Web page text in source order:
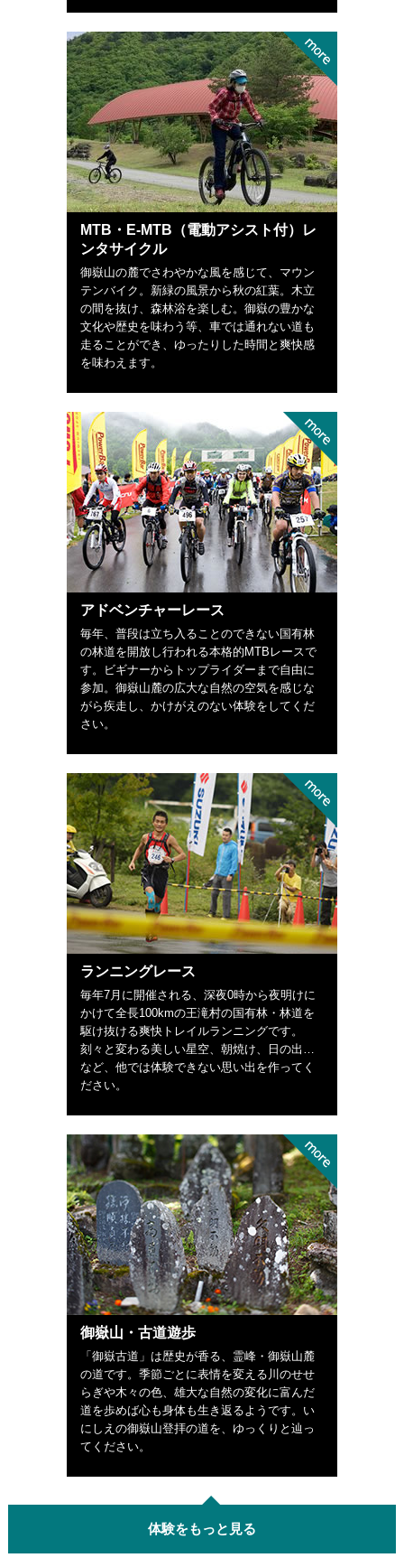
MTB・E-MTB（電動アシスト付）レ
ンタサイクル
御嶽山の麓でさわやかな風を感じて、マウン
テンバイク。新緑の風景から秋の紅葉。木立
の間を抜け、森林浴を楽しむ。御嶽の豊かな
文化や歴史を味わう等、車では通れない道も
走ることができ、ゆったりした時間と爽快感
を味わえます。
アドベンチャーレース
毎年、普段は立ち入ることのできない国有林
の林道を開放し行われる本格的MTBレースで
す。ビギナーからトップライダーまで自由に
参加。御嶽山麓の広大な自然の空気を感じな
がら疾走し、かけがえのない体験をしてくだ
さい。
ランニングレース
毎年7月に開催される、深夜0時から夜明けに
かけて全長100kmの王滝村の国有林・林道を
駆け抜ける爽快トレイルランニングです。
刻々と変わる美しい星空、朝焼け、日の出…
など、他では体験できない思い出を作ってく
ださい。
御嶽山・古道遊歩
「御嶽古道」は歴史が香る、霊峰・御嶽山麓
の道です。季節ごとに表情を変える川のせせ
らぎや木々の色、雄大な自然の変化に富んだ
道を歩めば心も身体も生き返るようです。い
にしえの御嶽山登拝の道を、ゆっくりと辿っ
てください。
体験をもっと見る